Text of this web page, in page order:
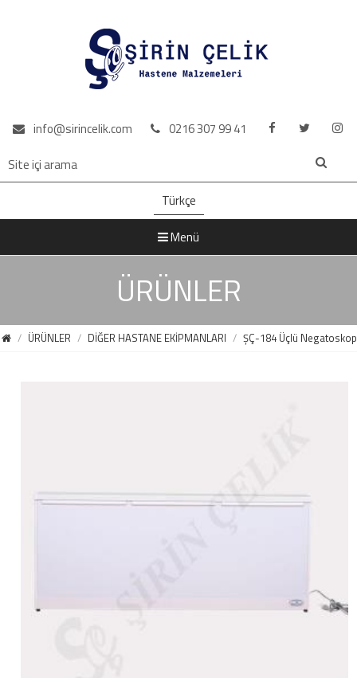
info@sirincelik.com 0216 307 99 41
Türkçe
Menü
ÜRÜNLER
ÜRÜNLER DİĞER HASTANE EKİPMANLARI ŞÇ-184 Üçlü Negatoskop